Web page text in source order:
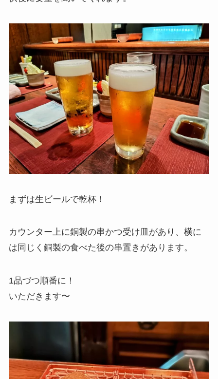
まずは生ビールで乾杯！
カウンター上に銅製の串かつ受け皿があり、横に
は同じく銅製の食べた後の串置きがあります。
1品づつ順番に！
いただきます〜